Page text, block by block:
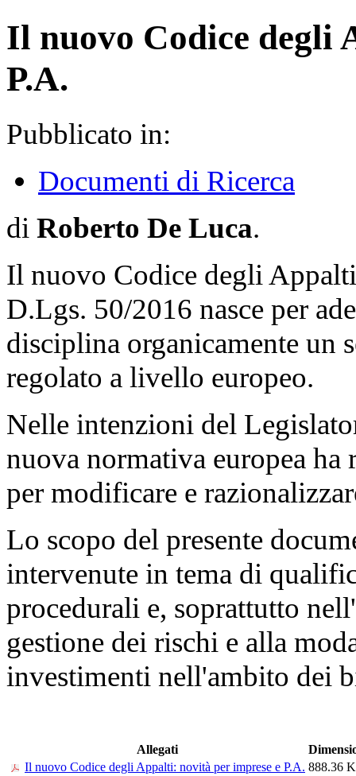
Il nuovo Codice degli
P.A.
Pubblicato in:
Documenti di Ricerca
di Roberto De Luca.
Il nuovo Codice degli
D.Lgs. 50/2016 nasce per
disciplina organicamente un
regolato a livello europeo.
Nelle intenzioni del
nuova normativa europea ha
per modificare e
Lo scopo del presente
intervenute in tema di
procedurali e, soprattutto
gestione dei rischi e alla
investimenti nell'ambito dei
Allegati
Il nuovo Codice degli Appalti: novità per imprese e P.A. 888.36